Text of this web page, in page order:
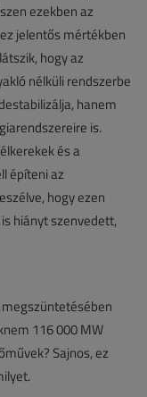
ezekben az
jelentős mértékben
hogy az
nélküli rendszerbe
hanem
is.
és a
építeni az
hogy ezen
hiányt szenvedett,
116 000 MW
Sajnos, ez